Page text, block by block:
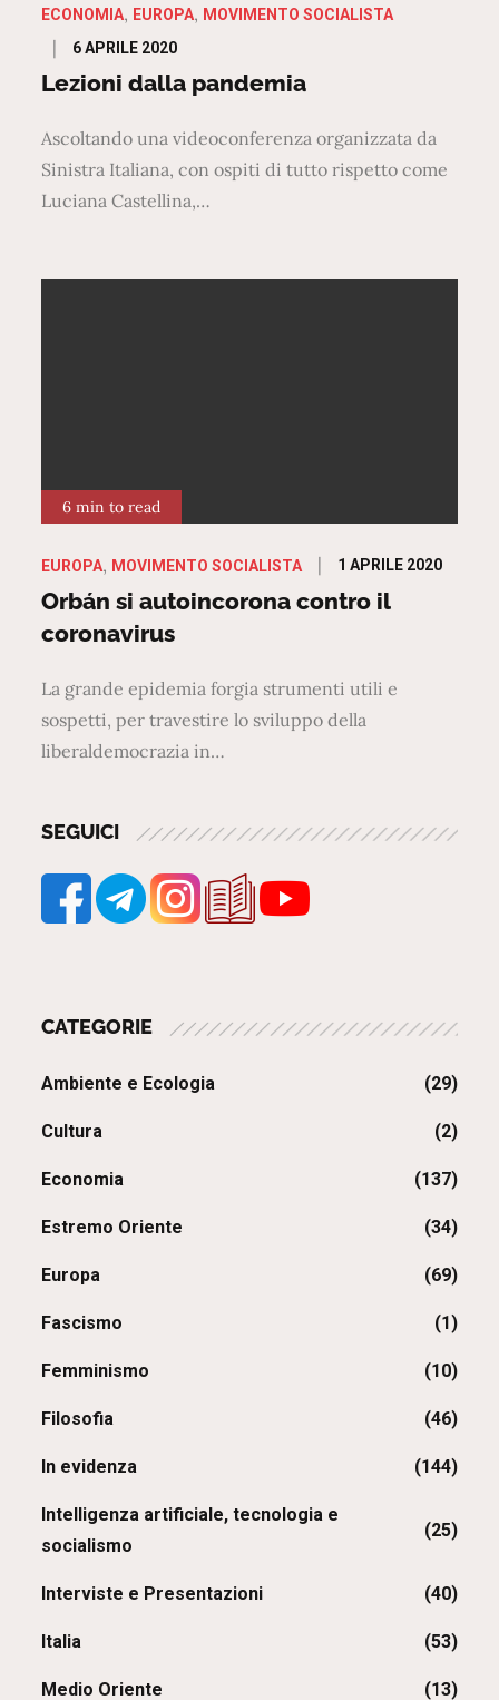
ECONOMIA EUROPA MOVIMENTO SOCIALISTA
Posted
on
6 APRILE 2020
Lezioni dalla pandemia
Ascoltando una videoconferenza organizzata da
Sinistra Italiana, con ospiti di tutto rispetto come
Luciana Castellina,…
6 min to read
EUROPA MOVIMENTO SOCIALISTA
Posted
on
1 APRILE 2020
Orbán si autoincorona contro il
coronavirus
La grande epidemia forgia strumenti utili e
sospetti, per travestire lo sviluppo della
liberaldemocrazia in…
SEGUICI
CATEGORIE
Ambiente e Ecologia (29)
Cultura (2)
Economia (137)
Estremo Oriente (34)
Europa (69)
Fascismo (1)
Femminismo (10)
Filosofia (46)
In evidenza (144)
Intelligenza artificiale, tecnologia e
socialismo
(25)
Interviste e Presentazioni (40)
Italia (53)
Medio Oriente (13)